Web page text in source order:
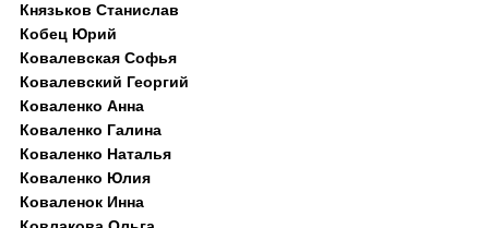
Князьков Станислав
Кобец Юрий
Ковалевская Софья
Ковалевский Георгий
Коваленко Анна
Коваленко Галина
Коваленко Наталья
Коваленко Юлия
Коваленок Инна